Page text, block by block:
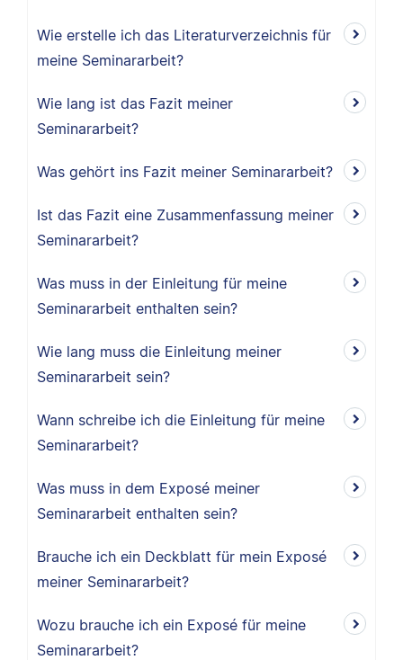
Wie erstelle ich das Literaturverzeichnis für
meine Seminararbeit?
Wie lang ist das Fazit meiner
Seminararbeit?
Was gehört ins Fazit meiner Seminararbeit?
Ist das Fazit eine Zusammenfassung meiner
Seminararbeit?
Was muss in der Einleitung für meine
Seminararbeit enthalten sein?
Wie lang muss die Einleitung meiner
Seminararbeit sein?
Wann schreibe ich die Einleitung für meine
Seminararbeit?
Was muss in dem Exposé meiner
Seminararbeit enthalten sein?
Brauche ich ein Deckblatt für mein Exposé
meiner Seminararbeit?
Wozu brauche ich ein Exposé für meine
Seminararbeit?